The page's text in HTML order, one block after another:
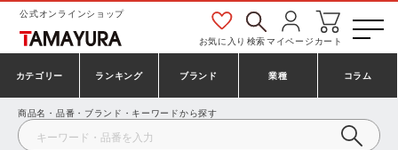
公式オンラインショップ
お気に入り 検索マイページ カート
カテゴリー
安全靴・作業靴
ランキング
安全靴ランキング
ブランド
アシックス
業種
建設・建築作業服
コラム
商品名・品番・ブランド・キーワードから探す